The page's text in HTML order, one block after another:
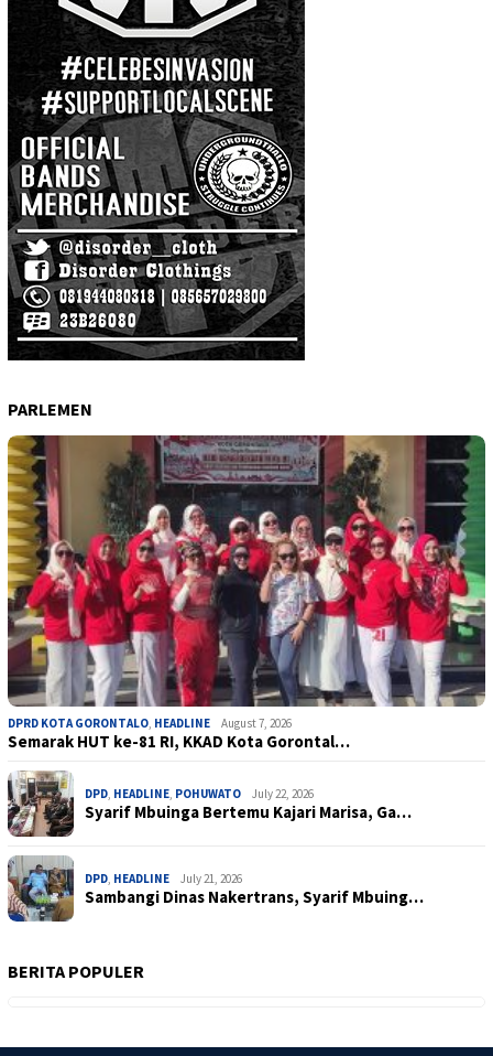
PARLEMEN
DPRD KOTA GORONTALO, HEADLINE August 7, 2026
Semarak HUT ke-81 RI, KKAD Kota Gorontal…
DPD, HEADLINE, POHUWATO July 22, 2026
Syarif Mbuinga Bertemu Kajari Marisa, Ga…
DPD, HEADLINE July 21, 2026
Sambangi Dinas Nakertrans, Syarif Mbuing…
BERITA POPULER